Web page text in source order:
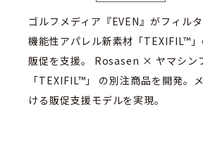
ゴルフメディア『EVEN』がフィル
機能性アパレル新素材「TEXIFIL™」
販促を支援。 Rosasen × ヤマシン
「TEXIFIL™」 の別注商品を開発。
ける販促支援モデルを実現。